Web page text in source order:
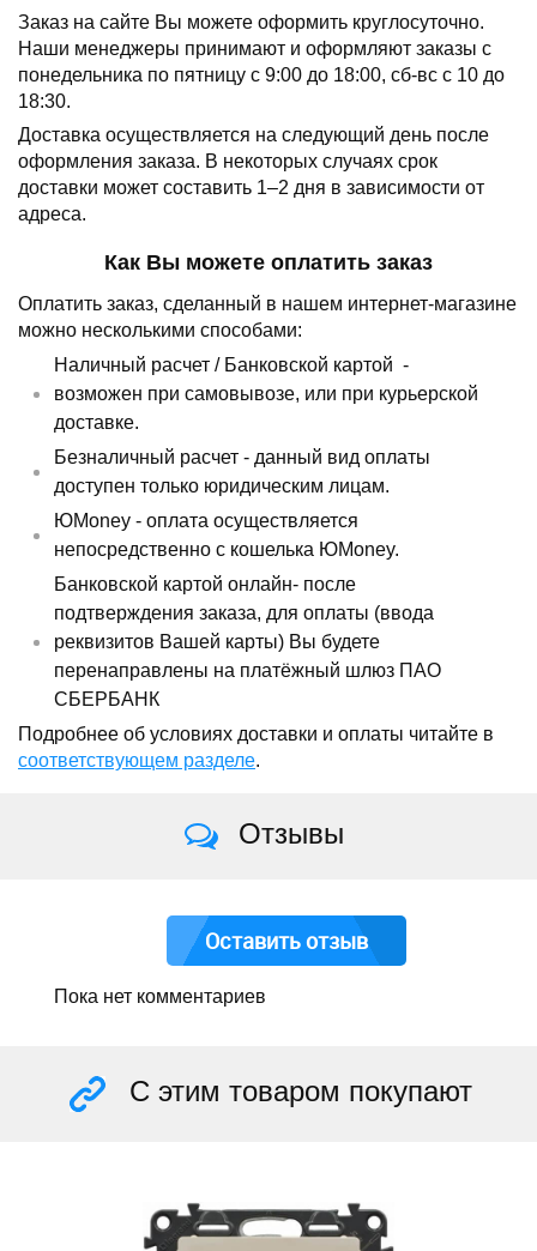
Заказ на сайте Вы можете оформить круглосуточно.
Наши менеджеры принимают и оформляют заказы с
понедельника по пятницу с 9:00 до 18:00, сб-вс с 10 до
18:30.
Доставка осуществляется на следующий день после
оформления заказа. В некоторых случаях срок
доставки может составить 1–2 дня в зависимости от
адреса.
Как Вы можете оплатить заказ
Оплатить заказ, сделанный в нашем интернет-магазине
можно несколькими способами:
Наличный расчет / Банковской картой -
возможен при самовывозе, или при курьерской
доставке.
Безналичный расчет - данный вид оплаты
доступен только юридическим лицам.
ЮMoney - оплата осуществляется
непосредственно с кошелька ЮMoney.
Банковской картой онлайн- после
подтверждения заказа, для оплаты (ввода
реквизитов Вашей карты) Вы будете
перенаправлены на платёжный шлюз ПАО
СБЕРБАНК
Подробнее об условиях доставки и оплаты читайте в
соответствующем разделе.
Отзывы
Оставить отзыв
Пока нет комментариев
С этим товаром покупают